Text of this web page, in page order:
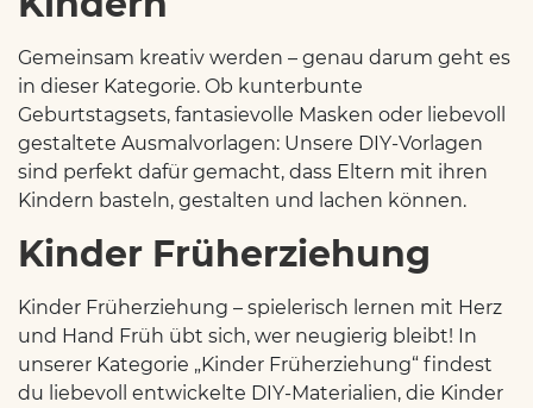
Gemeinsam kreativ werden – genau darum geht es
in dieser Kategorie. Ob kunterbunte
Geburtstagsets, fantasievolle Masken oder liebevoll
gestaltete Ausmalvorlagen: Unsere DIY-Vorlagen
sind perfekt dafür gemacht, dass Eltern mit ihren
Kindern basteln, gestalten und lachen können.
Kinder Früherziehung
Kinder Früherziehung – spielerisch lernen mit Herz
und Hand Früh übt sich, wer neugierig bleibt! In
unserer Kategorie „Kinder Früherziehung“ findest
du liebevoll entwickelte DIY-Materialien, die Kinder